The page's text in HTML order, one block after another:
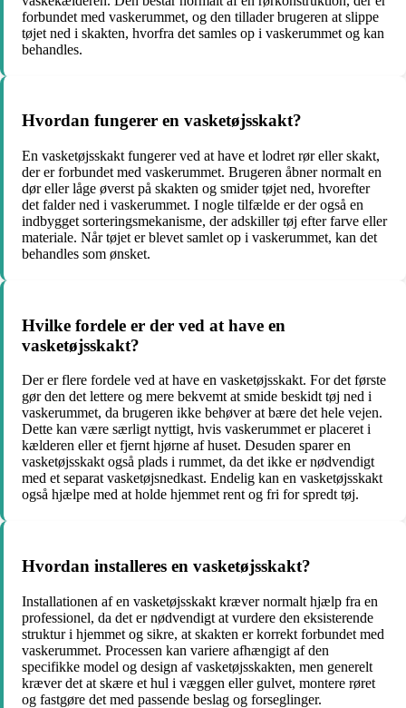
forbundet med vaskerummet, og den tillader brugeren at slippe
tøjet ned i skakten, hvorfra det samles op i vaskerummet og kan
behandles.
Hvordan fungerer en vasketøjsskakt?
En vasketøjsskakt fungerer ved at have et lodret rør eller skakt,
der er forbundet med vaskerummet. Brugeren åbner normalt en
dør eller låge øverst på skakten og smider tøjet ned, hvorefter
det falder ned i vaskerummet. I nogle tilfælde er der også en
indbygget sorteringsmekanisme, der adskiller tøj efter farve eller
materiale. Når tøjet er blevet samlet op i vaskerummet, kan det
behandles som ønsket.
Hvilke fordele er der ved at have en
vasketøjsskakt?
Der er flere fordele ved at have en vasketøjsskakt. For det første
gør den det lettere og mere bekvemt at smide beskidt tøj ned i
vaskerummet, da brugeren ikke behøver at bære det hele vejen.
Dette kan være særligt nyttigt, hvis vaskerummet er placeret i
kælderen eller et fjernt hjørne af huset. Desuden sparer en
vasketøjsskakt også plads i rummet, da det ikke er nødvendigt
med et separat vasketøjsnedkast. Endelig kan en vasketøjsskakt
også hjælpe med at holde hjemmet rent og fri for spredt tøj.
Hvordan installeres en vasketøjsskakt?
Installationen af en vasketøjsskakt kræver normalt hjælp fra en
professionel, da det er nødvendigt at vurdere den eksisterende
struktur i hjemmet og sikre, at skakten er korrekt forbundet med
vaskerummet. Processen kan variere afhængigt af den
specifikke model og design af vasketøjsskakten, men generelt
kræver det at skære et hul i væggen eller gulvet, montere røret
og fastgøre det med passende beslag og forseglinger.